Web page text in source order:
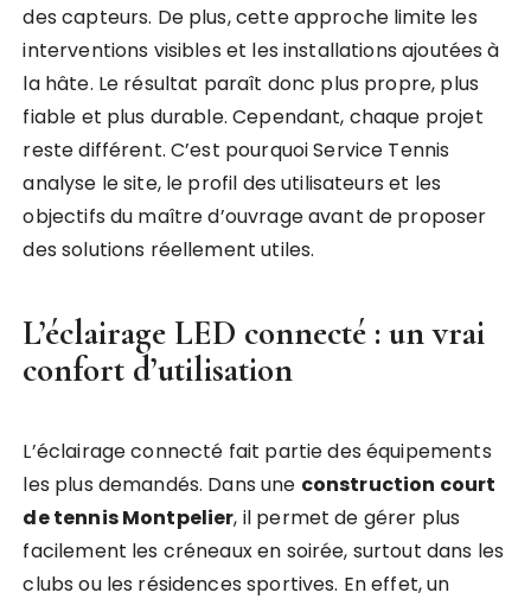
des capteurs. De plus, cette approche limite les
interventions visibles et les installations ajoutées à
la hâte. Le résultat paraît donc plus propre, plus
fiable et plus durable. Cependant, chaque projet
reste différent. C’est pourquoi Service Tennis
analyse le site, le profil des utilisateurs et les
objectifs du maître d’ouvrage avant de proposer
des solutions réellement utiles.
L’éclairage LED connecté : un vrai
confort d’utilisation
L’éclairage connecté fait partie des équipements
les plus demandés. Dans une construction court
de tennis Montpelier, il permet de gérer plus
facilement les créneaux en soirée, surtout dans les
clubs ou les résidences sportives. En effet, un